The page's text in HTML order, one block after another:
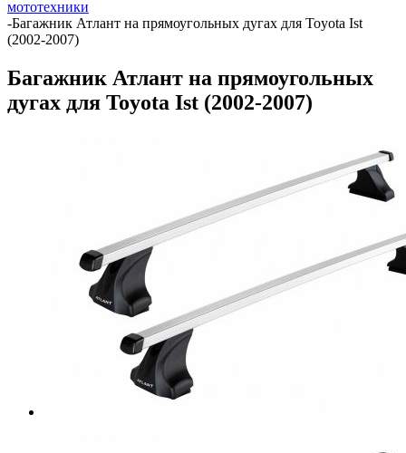
мототехники
-Багажник Атлант на прямоугольных дугах для Toyota Ist
(2002-2007)
Багажник Атлант на прямоугольных
дугах для Toyota Ist (2002-2007)